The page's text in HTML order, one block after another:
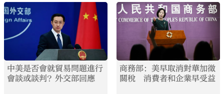
中美是否會就貿易問題進行
會談或談判？外交部回應
商務部：美早取消對華加徵
關稅 消費者和企業早受益